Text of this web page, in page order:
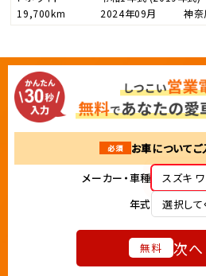
19,700km
2024年09月 神
必須
お車について
メーカー・車種
スズキ
年式
選択して
無料 次へ